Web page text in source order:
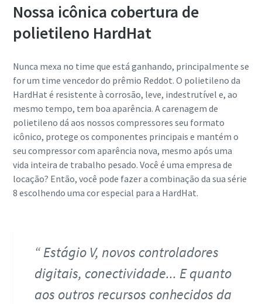
Nossa icônica cobertura de
polietileno HardHat
Nunca mexa no time que está ganhando, principalmente se
for um time vencedor do prêmio Reddot. O polietileno da
HardHat é resistente à corrosão, leve, indestrutível e, ao
mesmo tempo, tem boa aparência. A carenagem de
polietileno dá aos nossos compressores seu formato
icônico, protege os componentes principais e mantém o
seu compressor com aparência nova, mesmo após uma
vida inteira de trabalho pesado. Você é uma empresa de
locação? Então, você pode fazer a combinação da sua série
8 escolhendo uma cor especial para a HardHat.
Estágio V, novos controladores
digitais, conectividade... E quanto
aos outros recursos conhecidos da